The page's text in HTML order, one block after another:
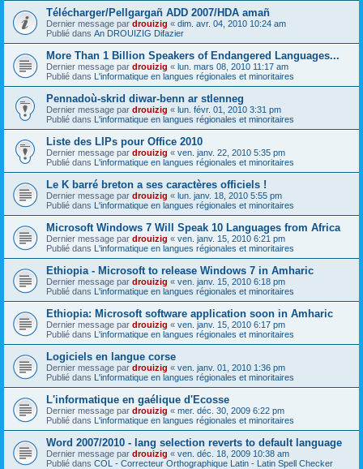
Télécharger/Pellgargañ ADD 2007/HDA amañ
Dernier message par drouizig « dim. avr. 04, 2010 10:24 am
Publié dans An DROUIZIG Difazier
More Than 1 Billion Speakers of Endangered Languages...
Dernier message par drouizig « lun. mars 08, 2010 11:17 am
Publié dans L'informatique en langues régionales et minoritaires
Pennadoù-skrid diwar-benn ar stlenneg
Dernier message par drouizig « lun. févr. 01, 2010 3:31 pm
Publié dans L'informatique en langues régionales et minoritaires
Liste des LIPs pour Office 2010
Dernier message par drouizig « ven. janv. 22, 2010 5:35 pm
Publié dans L'informatique en langues régionales et minoritaires
Le K barré breton a ses caractères officiels !
Dernier message par drouizig « lun. janv. 18, 2010 5:55 pm
Publié dans L'informatique en langues régionales et minoritaires
Microsoft Windows 7 Will Speak 10 Languages from Africa
Dernier message par drouizig « ven. janv. 15, 2010 6:21 pm
Publié dans L'informatique en langues régionales et minoritaires
Ethiopia - Microsoft to release Windows 7 in Amharic
Dernier message par drouizig « ven. janv. 15, 2010 6:18 pm
Publié dans L'informatique en langues régionales et minoritaires
Ethiopia: Microsoft software application soon in Amharic
Dernier message par drouizig « ven. janv. 15, 2010 6:17 pm
Publié dans L'informatique en langues régionales et minoritaires
Logiciels en langue corse
Dernier message par drouizig « ven. janv. 01, 2010 1:36 pm
Publié dans L'informatique en langues régionales et minoritaires
L'informatique en gaélique d'Ecosse
Dernier message par drouizig « mer. déc. 30, 2009 6:22 pm
Publié dans L'informatique en langues régionales et minoritaires
Word 2007/2010 - lang selection reverts to default language
Dernier message par drouizig « ven. déc. 18, 2009 10:38 am
Publié dans COL - Correcteur Orthographique Latin - Latin Spell Checker